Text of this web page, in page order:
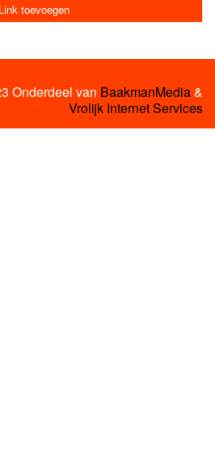
Link toevoegen
Onderdeel van BaakmanMedia&
Vrolijk Internet Services